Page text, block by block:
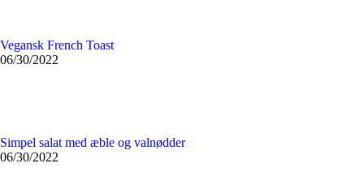
Vegansk French Toast
06/30/2022
Simpel salat med æble og valnødder
06/30/2022